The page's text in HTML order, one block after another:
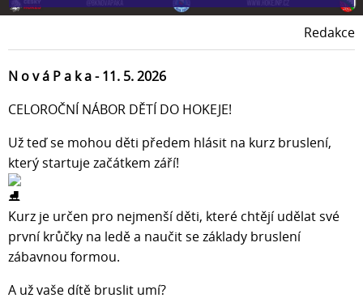
Redakce
N o v á P a k a - 11. 5. 2026
CELOROČNÍ NÁBOR DĚTÍ DO HOKEJE!
Už teď se mohou děti předem hlásit na kurz bruslení,
který startuje začátkem září!
Kurz je určen pro nejmenší děti, které chtějí udělat své
první krůčky na ledě a naučit se základy bruslení
zábavnou formou.
A už vaše dítě bruslit umí?